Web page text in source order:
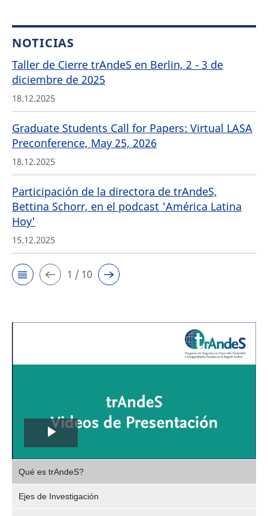
NOTICIAS
Taller de Cierre trAndeS en Berlin, 2 - 3 de
diciembre de 2025
18.12.2025
Graduate Students Call for Papers: Virtual LASA
Preconference, May 25, 2026
18.12.2025
Participación de la directora de trAndeS,
Bettina Schorr, en el podcast 'América Latina
Hoy'
15.12.2025
1 / 10
Play
Video
Qué es trAndeS?
Ejes de Investigación